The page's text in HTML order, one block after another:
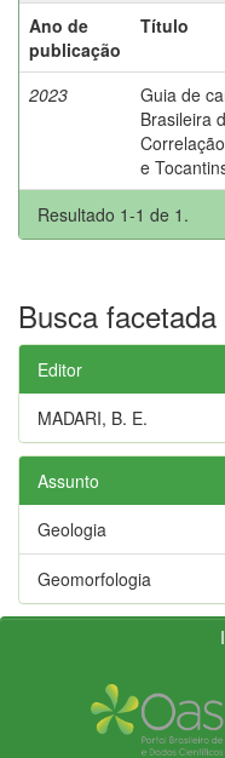
Ano de
publicação
Título
2023
Guia de
Brasileira
e
Resultado 1-1 de 1.
Busca facetada
Editor
MADARI, B. E.
Assunto
Geologia
Geomorfologia